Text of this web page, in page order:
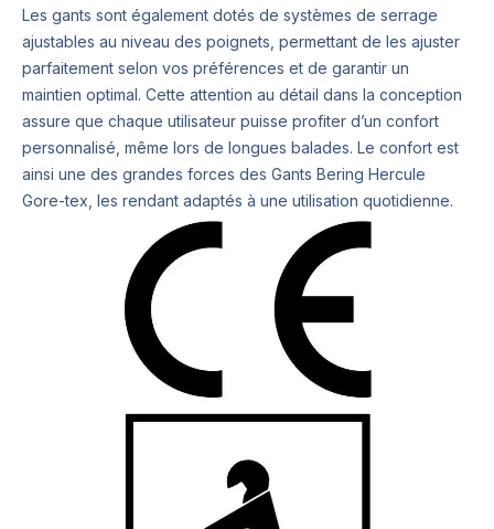
Les gants sont également dotés de systèmes de serrage
ajustables au niveau des poignets, permettant de les ajuster
parfaitement selon vos préférences et de garantir un
maintien optimal. Cette attention au détail dans la conception
assure que chaque utilisateur puisse profiter d’un confort
personnalisé, même lors de longues balades. Le confort est
ainsi une des grandes forces des Gants Bering Hercule
Gore-tex, les rendant adaptés à une utilisation quotidienne.